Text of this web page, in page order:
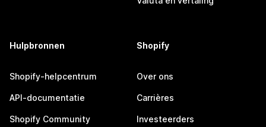
Hulpbronnen
Shopify-helpcentrum
API-documentatie
Shopify Community
Shopify
Over ons
Carrières
Investeerders